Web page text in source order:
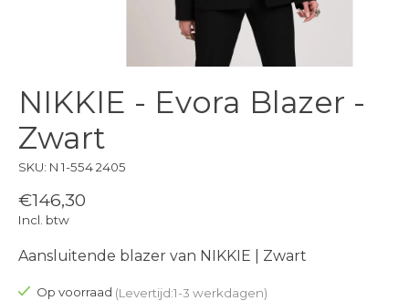
NIKKIE - Evora Blazer -
Zwart
SKU: N 1-554 2405
€146,30
Incl. btw
Aansluitende blazer van NIKKIE | Zwart
Op voorraad (Levertijd:1-3 werkdagen)